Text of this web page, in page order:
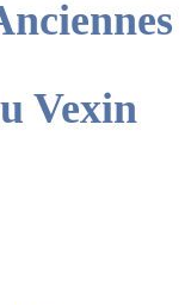
Vexin